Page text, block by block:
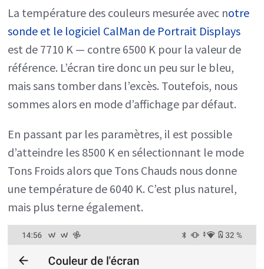
La température des couleurs mesurée avec notre
sonde et le logiciel CalMan de Portrait Displays
est de 7710 K — contre 6500 K pour la valeur de
référence. L’écran tire donc un peu sur le bleu,
mais sans tomber dans l’excès. Toutefois, nous
sommes alors en mode d’affichage par défaut.
En passant par les paramètres, il est possible
d’atteindre les 8500 K en sélectionnant le mode
Tons Froids alors que Tons Chauds nous donne
une température de 6040 K. C’est plus naturel,
mais plus terne également.